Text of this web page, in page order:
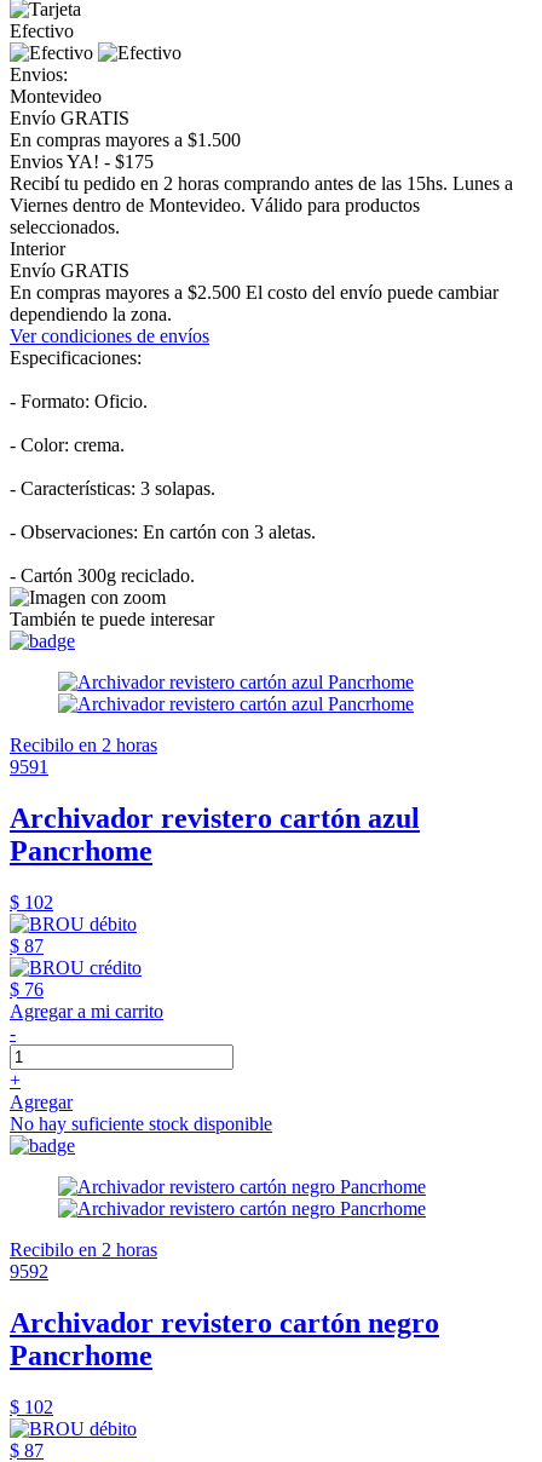
Efectivo
Envios:
Montevideo
Envío GRATIS
En compras mayores a $1.500
Envios YA! - $175
Recibí tu pedido en 2 horas comprando antes de las 15hs. Lunes a
Viernes dentro de Montevideo. Válido para productos
seleccionados.
Interior
Envío GRATIS
En compras mayores a $2.500 El costo del envío puede cambiar
dependiendo la zona.
Ver condiciones de envíos
Especificaciones:
- Formato: Oficio.
- Color: crema.
- Características: 3 solapas.
- Observaciones: En cartón con 3 aletas.
- Cartón 300g reciclado.
También te puede interesar
Recibilo en 2 horas
9591
Archivador revistero cartón azul
Pancrhome
$ 102
$ 87
$ 76
Agregar a mi carrito
-
+
Agregar
No hay suficiente stock disponible
Recibilo en 2 horas
9592
Archivador revistero cartón negro
Pancrhome
$ 102
$ 87